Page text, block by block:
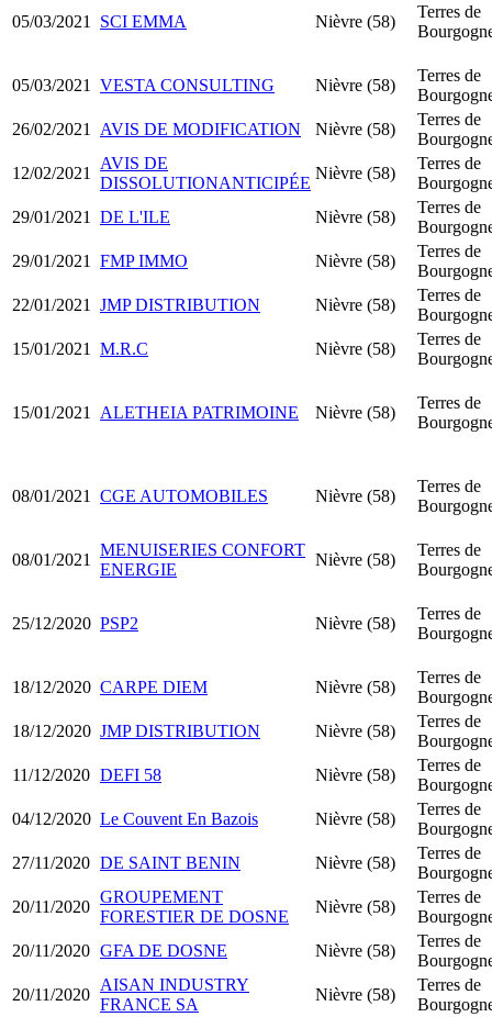
05/03/2021 SCI EMMA Nièvre (58)
Terres de
05/03/2021 VESTA CONSULTING Nièvre (58)
Terres de
26/02/2021
AVIS DE MODIFICATION Nièvre (58)
Terres de
12/02/2021
AVIS DE
DISSOLUTIONANTICIPÉE
Nièvre (58)
Terres de
29/01/2021
DE L'ILE Nièvre (58)
Terres de
29/01/2021
FMP IMMO Nièvre (58)
Terres de
22/01/2021
JMP DISTRIBUTION Nièvre (58)
Terres de
15/01/2021
M.R.C Nièvre (58)
Terres de
15/01/2021 ALETHEIA PATRIMOINE Nièvre (58)
Terres de
08/01/2021 CGE AUTOMOBILES Nièvre (58)
Terres de
08/01/2021
MENUISERIES CONFORT
ENERGIE
Nièvre (58)
Terres de
25/12/2020 PSP2 Nièvre (58)
Terres de
18/12/2020 CARPE DIEM Nièvre (58)
Terres de
18/12/2020 JMP DISTRIBUTION Nièvre (58)
Terres de
11/12/2020 DEFI 58 Nièvre (58)
Terres de
04/12/2020 Le Couvent En Bazois Nièvre (58)
Terres de
27/11/2020 DE SAINT BENIN Nièvre (58)
Terres de
20/11/2020
GROUPEMENT
FORESTIER DE DOSNE
Nièvre (58)
Terres de
20/11/2020 GFA DE DOSNE Nièvre (58)
Terres de
20/11/2020
AISAN INDUSTRY
FRANCE SA
Nièvre (58)
Terres de